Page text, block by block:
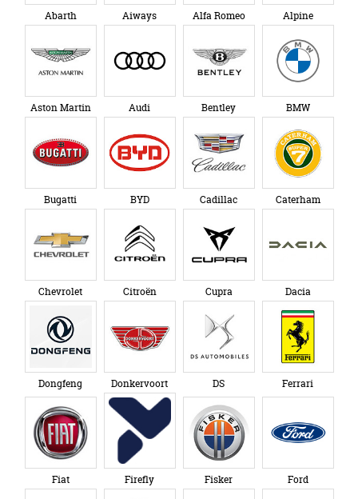
Abarth Aiways Alfa Romeo Alpine
Aston Martin Audi Bentley BMW
Bugatti BYD Cadillac Caterham
Chevrolet Citroën Cupra Dacia
Dongfeng Donkervoort DS Ferrari
Fiat Firefly Fisker Ford